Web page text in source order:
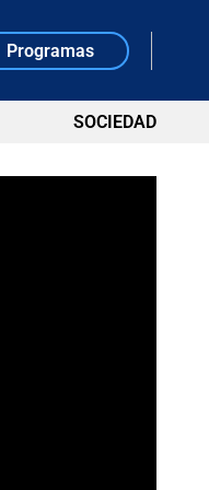
Programas
SOCIEDAD